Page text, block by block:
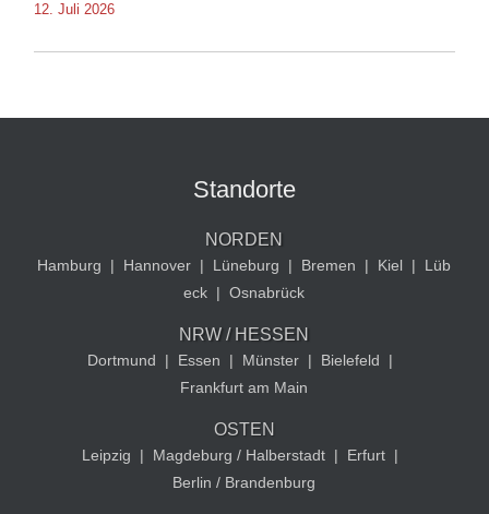
12. Juli 2026
Standorte
NORDEN
Hamburg | Hannover | Lüneburg | Bremen | Kiel |
Lüb
eck | Osnabrück
NRW / HESSEN
Dortmund | Essen | Münster | Bielefeld
|
Frankfurt am Main
OSTEN
Leipzig | Magdeburg / Halberstadt | Erfurt |
Berlin / Brandenburg